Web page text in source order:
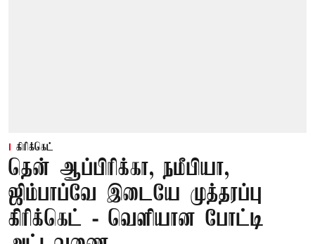
கிரிக்கெட்
தென் ஆப்பிரிக்கா, நமீபியா,
ஜிம்பாப்வே இடையே முத்தரப்பு
கிரிக்கெட் - வெளியான போட்டி